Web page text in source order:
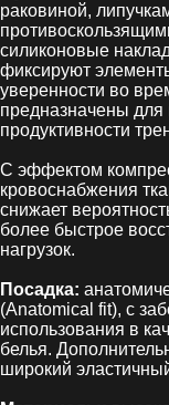
раковиной,
силиконовые
фиксируют
уверенности во
предназначены
продуктивности
С эффектом
кровоснабжения
снижает
более быстрое
нагрузок.
Посадка:
(Anatomical fit), с
использования в
белья.
широкий